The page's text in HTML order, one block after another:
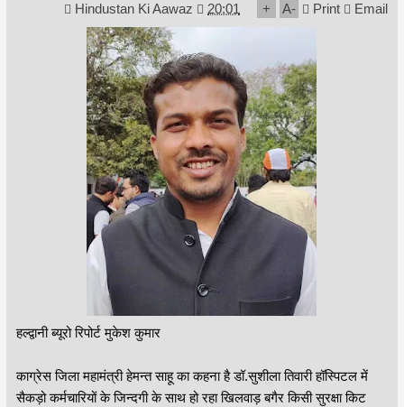
Hindustan Ki Aawaz 20:01
+
A- Print Email
हल्द्वानी ब्यूरो रिपोर्ट मुकेश कुमार
काग्रेस जिला महामंत्री हेमन्त साहू का कहना है डॉ.सुशीला तिवारी हॉस्पिटल में
सैकड़ो कर्मचारियों के जिन्दगी के साथ हो रहा खिलवाड़ बगैर किसी सुरक्षा किट